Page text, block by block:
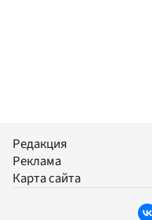
Редакция
Реклама
Карта сайта